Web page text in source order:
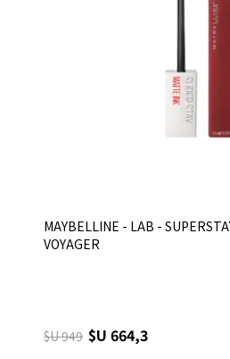
MAYBELLINE - LAB -
VOYAGER
$U 949 $U 664,3